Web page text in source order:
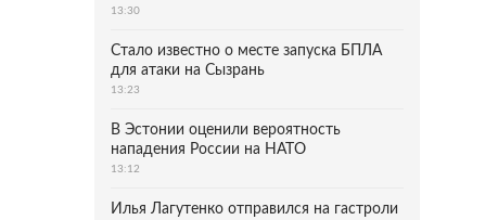
13:30
Стало известно о месте запуска БПЛА
для атаки на Сызрань
13:23
В Эстонии оценили вероятность
нападения России на НАТО
13:12
Илья Лагутенко отправился на гастроли